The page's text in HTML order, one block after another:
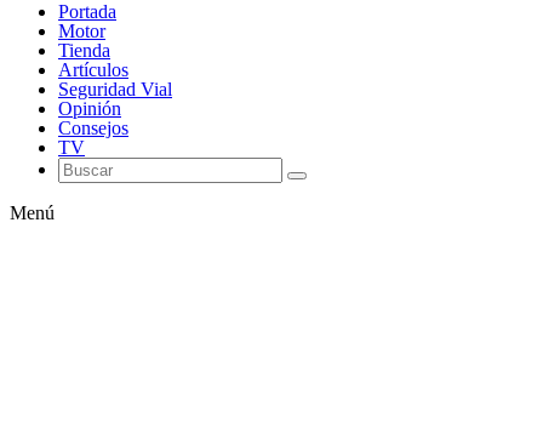
Portada
Motor
Tienda
Artículos
Seguridad Vial
Opinión
Consejos
TV
Menú